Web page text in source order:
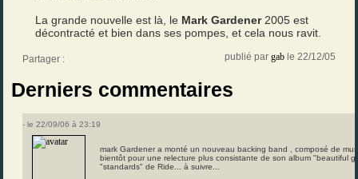
La grande nouvelle est là, le Mark Gardener2005 est
décontracté et bien dans ses pompes, et cela nous ravit.
Partager : publié par gab le 22/12/05
Derniers commentaires
- le 22/09/06 à 23:19
mark Gardener a monté un nouveau backing band , composé de
bientôt pour une relecture plus consistante de son album "beautiful
"standards" de Ride... à suivre...